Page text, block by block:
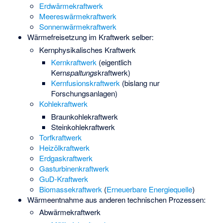
Erdwärmekraftwerk
Meereswärmekraftwerk
Sonnenwärmekraftwerk
Wärmefreisetzung im Kraftwerk selber:
Kernphysikalisches Kraftwerk
Kernkraftwerk (eigentlich
Kernspaltungskraftwerk)
Kernfusionskraftwerk (bislang nur
Forschungsanlagen)
Kohlekraftwerk
Braunkohlekraftwerk
Steinkohlekraftwerk
Torfkraftwerk
Heizölkraftwerk
Erdgaskraftwerk
Gasturbinenkraftwerk
GuD-Kraftwerk
Biomassekraftwerk (Erneuerbare Energiequelle)
Wärmeentnahme aus anderen technischen Prozessen:
Abwärmekraftwerk